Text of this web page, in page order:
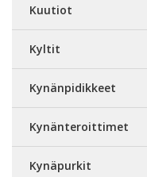
Kuutiot
Kyltit
Kynänpidikkeet
Kynänteroittimet
Kynäpurkit